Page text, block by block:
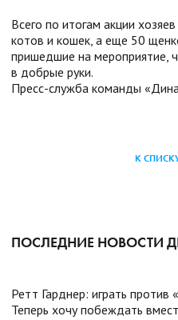
Всего по итогам акции
котов и кошек, а еще 50
пришедшие на мероприятие,
в добрые руки.
Пресс-служба команды
К
ПОСЛЕДНИЕ НОВОСТИ
Ретт Гарднер: играть
Теперь хочу побеждать